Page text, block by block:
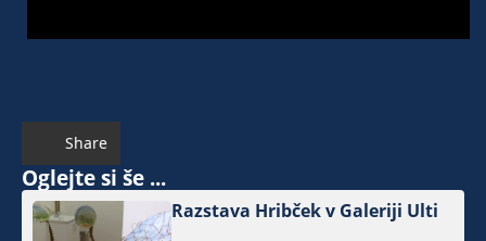
Share
Oglejte si še ...
Razstava Hribček v Galeriji Ulti